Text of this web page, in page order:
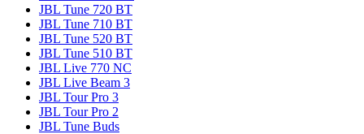
JBL Tune 720 BT
JBL Tune 710 BT
JBL Tune 520 BT
JBL Tune 510 BT
JBL Live 770 NC
JBL Live Beam 3
JBL Tour Pro 3
JBL Tour Pro 2
JBL Tune Buds